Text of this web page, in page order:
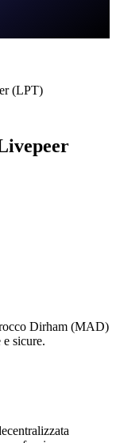
(LPT)
Dirham (MAD)
sicure.